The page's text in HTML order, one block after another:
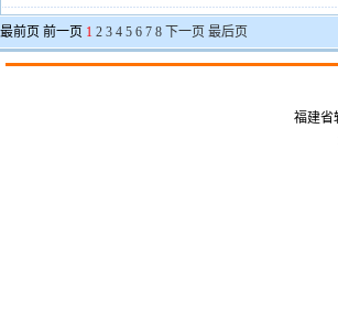
最前页 前一页 1 2 3 4 5 6 7 8 下一页 最后页
福建省